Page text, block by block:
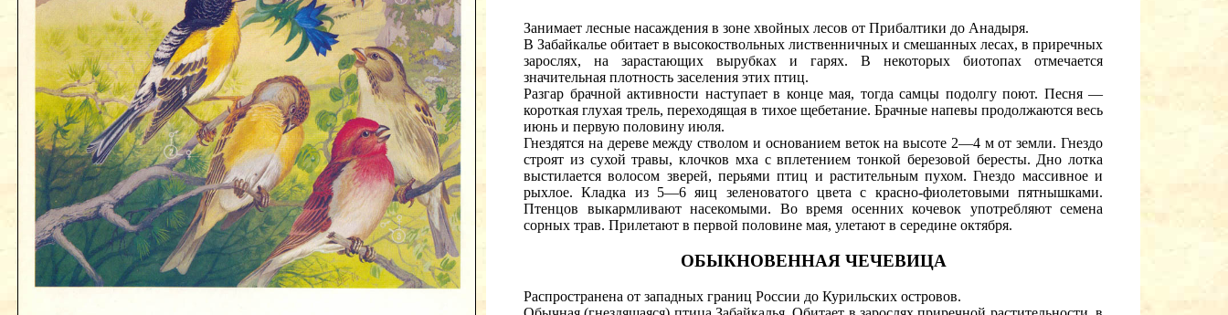
Занимает лесные насаждения в зоне хвойных лесов от Прибалтики до Анадыря.
В Забайкалье обитает в высокоствольных лиственничных и смешанных лесах, в приречных
зарослях, на зарастающих вырубках и гарях. В некоторых биотопах отмечается
значительная плотность заселения этих птиц.
Разгар брачной активности наступает в конце мая, тогда самцы подолгу поют. Песня —
короткая глухая трель, переходящая в тихое щебетание. Брачные напевы продолжаются весь
июнь и первую половину июля.
Гнездятся на дереве между стволом и основанием веток на высоте 2—4 м от земли. Гнездо
строят из сухой травы, клочков мха с вплетением тонкой березовой бересты. Дно лотка
выстилается волосом зверей, перьями птиц и растительным пухом. Гнездо массивное и
рыхлое. Кладка из 5—6 яиц зеленоватого цвета с красно-фиолетовыми пятнышками.
Птенцов выкармливают насекомыми. Во время осенних кочевок употребляют семена
сорных трав. Прилетают в первой половине мая, улетают в середине октября.
ОБЫКНОВЕННАЯ ЧЕЧЕВИЦА
Распространена от западных границ России до Курильских островов.